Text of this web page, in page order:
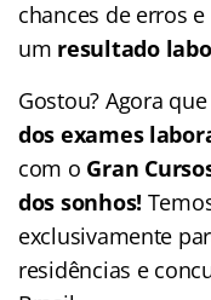
chances de erros
um resultado
Gostou? Agora
dos exames
com o Gran
dos sonhos!
exclusivamente
residências e